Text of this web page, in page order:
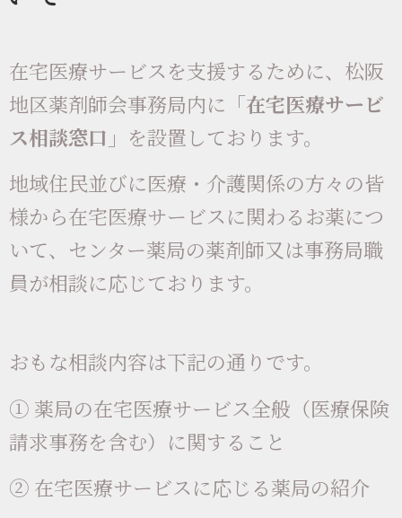
在宅医療サービスを支援するために、松阪
地区薬剤師会事務局内に 「在宅医療サービ
ス相談窓口」 を設置しております。
地域住民並びに医療・介護関係の方々の皆
様から在宅医療サービスに関わるお薬につ
いて、センター薬局の薬剤師又は事務局職
員が相談に応じております。
おもな相談内容は下記の通りです。
① 薬局の在宅医療サービス全般（医療保険
請求事務を含む）に関すること
② 在宅医療サービスに応じる薬局の紹介